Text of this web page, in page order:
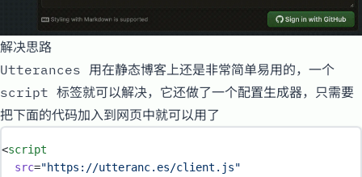
解决思路
Utterances 用在静态博客上还是非常简单易用的，一个
script 标签就可以解决，它还做了一个配置生成器，只需要
把下面的代码加入到网页中就可以用了
<script
src="https://utteranc.es/client.js"